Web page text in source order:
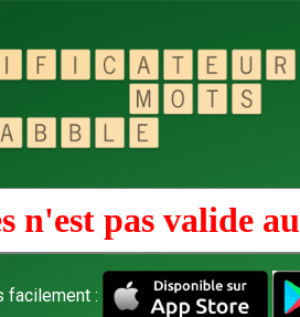
n'est pas valide au
facilement :